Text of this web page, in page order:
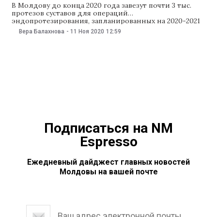
В Молдову до конца 2020 года завезут почти 3 тыс.
протезов суставов для операций
эндопротезирования, запланированных на 2020-2021
годы. Об этом 11 ноября сообщили в министерстве
здравоохранения, труда и соцзащиты. В минздраве
Вера Балахнова - 11 Ноя 2020 12:59
Подписаться на NM
Espresso
Ежедневный дайджест главных новостей
Молдовы на вашей почте